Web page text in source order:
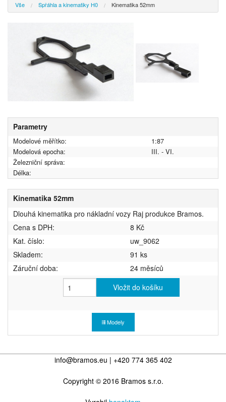
Vše Spřáhla a kinematiky H0 Kinematika 52mm
Parametry
Modelové měřítko:
1:87
Modelová epocha:
III. - VI.
Železniční správa:
Délka:
Kinematika 52mm
Dlouhá kinematika pro nákladní vozy Raj produkce Bramos.
Cena s DPH:
8 Kč
Kat. číslo:
uw_9062
Skladem:
91 ks
Záruční doba:
24 měsíců
Vložit do košíku
Modely
info@bramos.eu | +420 774 365 402
Copyright © 2016 Bramos s.r.o.